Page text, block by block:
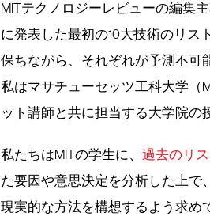
MITテクノロジーレビューの編集
に発表した最初の10大技術のリス
保ちながら、それぞれが予測不可
私はマサチューセッツ工科大学（
ット講師と共に担当する大学院の
私たちはMITの学生に、 過去のリス
た要因や意思決定を分析した上で
現実的な方法を構想するよう求め